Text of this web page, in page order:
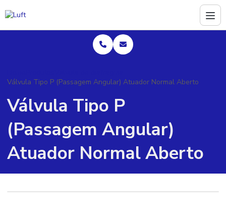
Válvula Tipo P (Passagem Angular) Atuador Normal Aberto
Válvula Tipo P
(Passagem Angular)
Atuador Normal Aberto